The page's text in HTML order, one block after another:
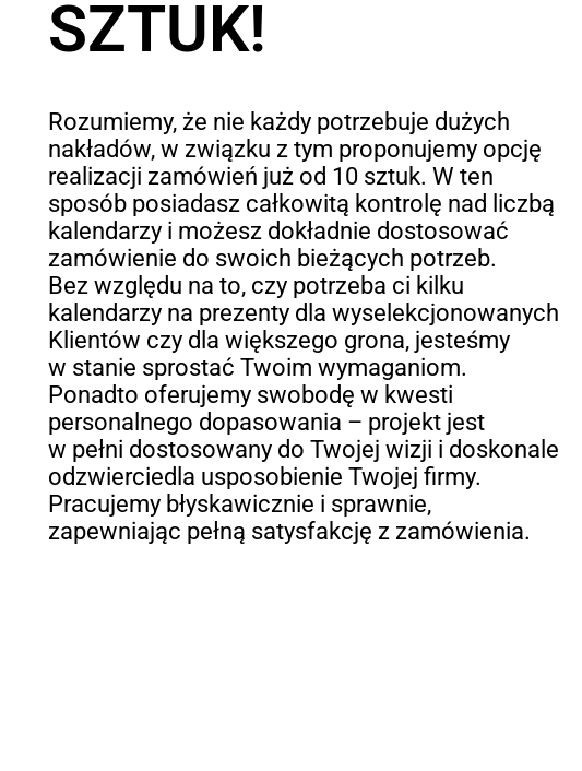
SZTUK!
Rozumiemy, że nie każdy potrzebuje dużych
nakładów, w związku z tym proponujemy opcję
realizacji zamówień już od 10 sztuk. W ten
sposób posiadasz całkowitą kontrolę nad liczbą
kalendarzy i możesz dokładnie dostosować
zamówienie do swoich bieżących potrzeb.
Bez względu na to, czy potrzeba ci kilku
kalendarzy na prezenty dla wyselekcjonowanych
Klientów czy dla większego grona, jesteśmy
w stanie sprostać Twoim wymaganiom.
Ponadto oferujemy swobodę w kwesti
personalnego dopasowania – projekt jest
w pełni dostosowany do Twojej wizji i doskonale
odzwierciedla usposobienie Twojej firmy.
Pracujemy błyskawicznie i sprawnie,
zapewniając pełną satysfakcję z zamówienia.